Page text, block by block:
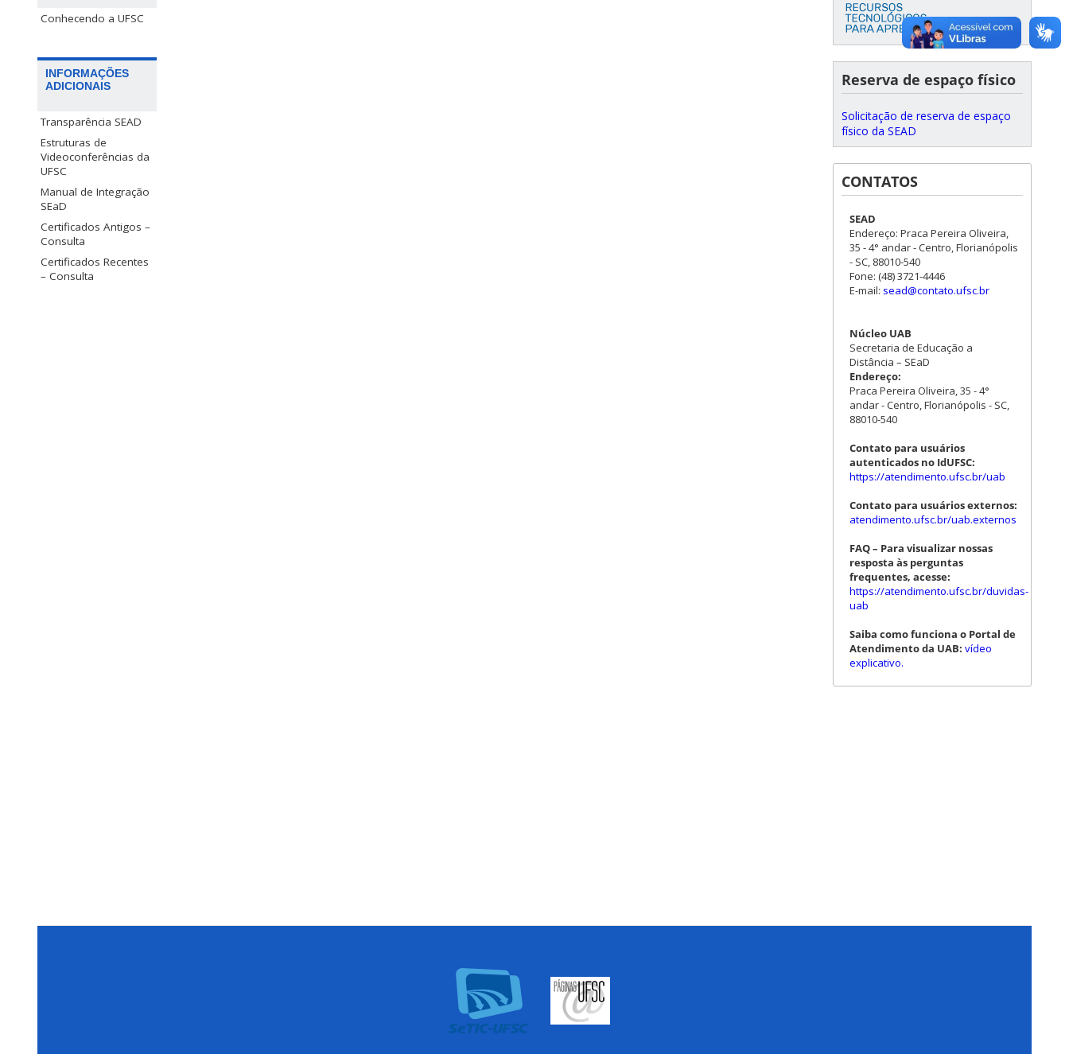
Conhecendo a UFSC
INFORMAÇÕES
ADICIONAIS
Transparência SEAD
Estruturas de
Videoconferências da
UFSC
Manual de Integração
SEaD
Certificados Antigos –
Consulta
Certificados Recentes
– Consulta
Reserva de espaço físico
Solicitação de reserva de espaço
físico da SEAD
CONTATOS
SEAD
Endereço: Praca Pereira Oliveira,
35 - 4° andar - Centro, Florianópolis
- SC, 88010-540
Fone: (48) 3721-4446
E-mail: sead@contato.ufsc.br
Núcleo UAB
Secretaria de Educação a
Distância – SEaD
Endereço:
Praca Pereira Oliveira, 35 - 4°
andar - Centro, Florianópolis - SC,
88010-540
Contato para usuários
autenticados no IdUFSC:
https://atendimento.ufsc.br/uab
Contato para usuários externos:
atendimento.ufsc.br/uab.externos
FAQ – Para visualizar nossas
resposta às perguntas
frequentes, acesse:
https://atendimento.ufsc.br/duvidas-
uab
Saiba como funciona o Portal de
Atendimento da UAB: vídeo
explicativo.